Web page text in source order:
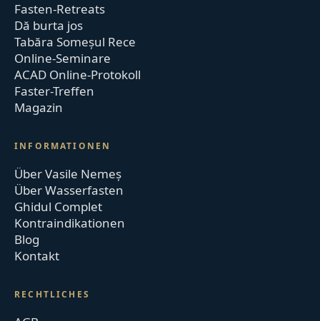
Fasten-Retreats
Dă burta jos
Tabăra Someșul Rece
Online-Seminare
ACAD Online-Protokoll
Faster-Treffen
Magazin
INFORMATIONEN
Über Vasile Nemeș
Über Wasserfasten
Ghidul Complet
Kontraindikationen
Blog
Kontakt
RECHTLICHES